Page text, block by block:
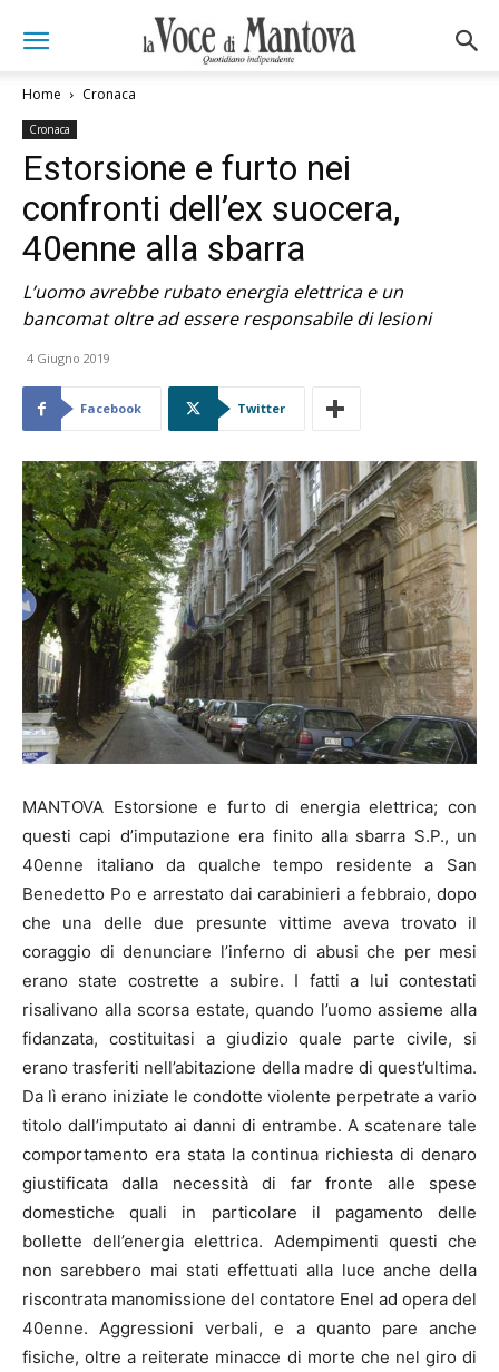
Home Cronaca
Cronaca
Estorsione e furto nei
confronti dell’ex suocera,
40enne alla sbarra
L’uomo avrebbe rubato energia elettrica e un
bancomat oltre ad essere responsabile di lesioni
4 Giugno 2019
Facebook Twitter
MANTOVA Estorsione e furto di energia elettrica; con
questi capi d’imputazione era finito alla sbarra S.P., un
40enne italiano da qualche tempo residente a San
Benedetto Po e arrestato dai carabinieri a febbraio, dopo
che una delle due presunte vittime aveva trovato il
coraggio di denunciare l’inferno di abusi che per mesi
erano state costrette a subire. I fatti a lui contestati
risalivano alla scorsa estate, quando l’uomo assieme alla
fidanzata, costituitasi a giudizio quale parte civile, si
erano trasferiti nell’abitazione della madre di quest’ultima.
Da lì erano iniziate le condotte violente perpetrate a vario
titolo dall’imputato ai danni di entrambe. A scatenare tale
comportamento era stata la continua richiesta di denaro
giustificata dalla necessità di far fronte alle spese
domestiche quali in particolare il pagamento delle
bollette dell’energia elettrica. Adempimenti questi che
non sarebbero mai stati effettuati alla luce anche della
riscontrata manomissione del contatore Enel ad opera del
40enne. Aggressioni verbali, e a quanto pare anche
fisiche, oltre a reiterate minacce di morte che nel giro di